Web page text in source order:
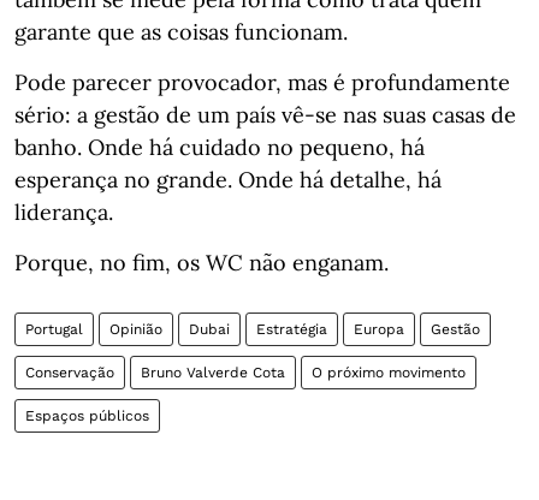
garante que as coisas funcionam.
Pode parecer provocador, mas é profundamente
sério: a gestão de um país vê-se nas suas casas de
banho. Onde há cuidado no pequeno, há
esperança no grande. Onde há detalhe, há
liderança.
Porque, no fim, os WC não enganam.
Portugal Opinião Dubai Estratégia Europa Gestão
Conservação Bruno Valverde Cota O próximo movimento
Espaços públicos